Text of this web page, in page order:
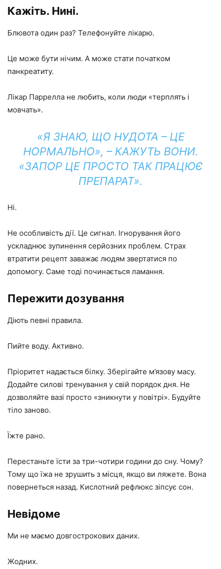
Кажіть. Нині.
Блювота один раз? Телефонуйте лікарю.
Це може бути нічим. А може стати початком
панкреатиту.
Лікар Паррелла не любить, коли люди «терплять і
мовчать».
«Я ЗНАЮ, ЩО НУДОТА – ЦЕ
НОРМАЛЬНО», – КАЖУТЬ ВОНИ.
«ЗАПОР ЦЕ ПРОСТО ТАК ПРАЦЮЄ
ПРЕПАРАТ».
Ні.
Не особливість дії. Це сигнал. Ігнорування його
ускладнює зупинення серйозних проблем. Страх
втратити рецепт заважає людям звертатися по
допомогу. Саме тоді починається ламання.
Пережити дозування
Діють певні правила.
Пийте воду. Активно.
Пріоритет надається білку. Зберігайте м’язову масу.
Додайте силові тренування у свій порядок дня. Не
дозволяйте вазі просто «зникнути у повітрі». Будуйте
тіло заново.
Їжте рано.
Перестаньте їсти за три-чотири години до сну. Чому?
Тому що їжа не зрушить з місця, якщо ви ляжете. Вона
повернеться назад. Кислотний рефлюкс зіпсує сон.
Невідоме
Ми не маємо довгострокових даних.
Жодних.